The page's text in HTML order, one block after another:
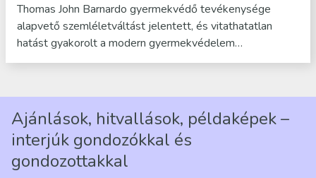
Thomas John Barnardo gyermekvédő tevékenysége
alapvető szemléletváltást jelentett, és vitathatatlan
hatást gyakorolt a modern gyermekvédelem…
Ajánlások, hitvallások, példaképek –
interjúk gondozókkal és
gondozottakkal